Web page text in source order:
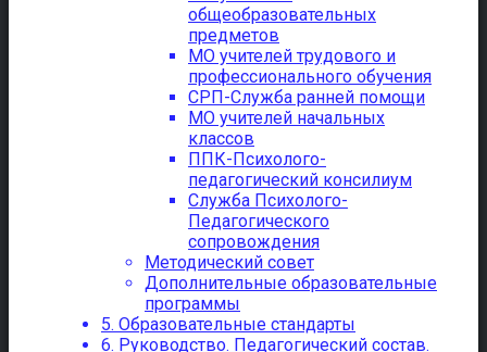
общеобразовательных
предметов
МО учителей трудового и
профессионального обучения
СРП-Служба ранней помощи
МО учителей начальных
классов
ППК-Психолого-
педагогический консилиум
Служба Психолого-
Педагогического
сопровождения
Методический совет
Дополнительные образовательные
программы
5. Образовательные стандарты
6. Руководство. Педагогический состав.